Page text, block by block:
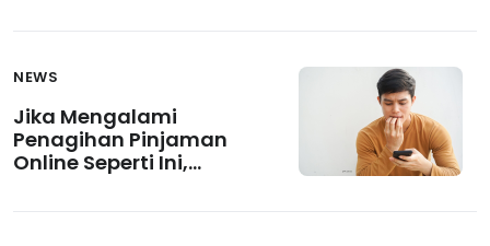
NEWS
Jika Mengalami
Penagihan Pinjaman
Online Seperti Ini,